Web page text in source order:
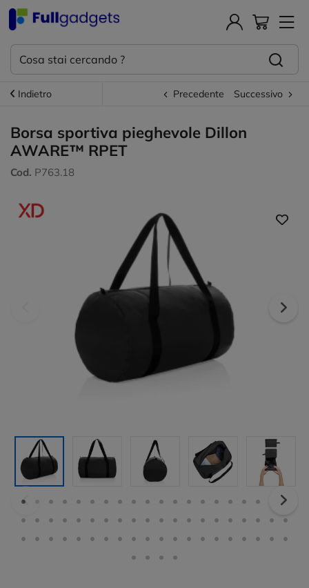
Indietro Precedente Successivo
Borsa sportiva pieghevole Dillon
AWARE™ RPET
Cod. P763.18